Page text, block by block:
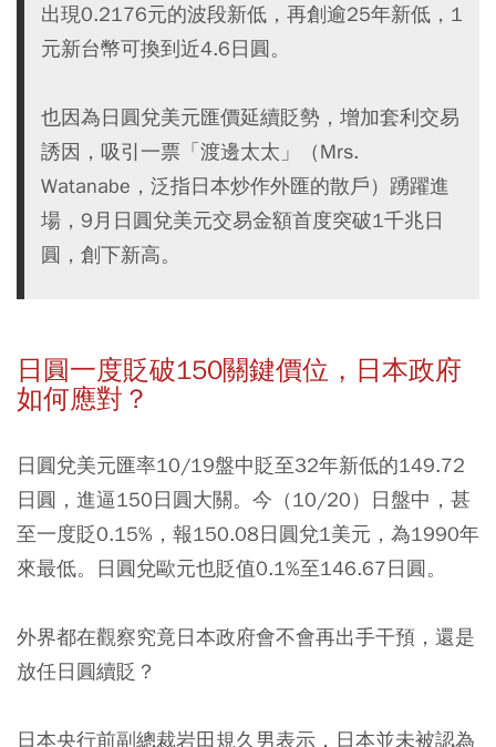
出現0.2176元的波段新低，再創逾25年新低，1
元新台幣可換到近4.6日圓。
也因為日圓兌美元匯價延續貶勢，增加套利交易
誘因，吸引一票「渡邊太太」（Mrs.
Watanabe，泛指日本炒作外匯的散戶）踴躍進
場，9月日圓兌美元交易金額首度突破1千兆日
圓，創下新高。
日圓一度貶破150關鍵價位，日本政府
如何應對？
日圓兌美元匯率10/19盤中貶至32年新低的149.72
日圓，進逼150日圓大關。今（10/20）日盤中，甚
至一度貶0.15%，報150.08日圓兌1美元，為1990年
來最低。日圓兌歐元也貶值0.1%至146.67日圓。
外界都在觀察究竟日本政府會不會再出手干預，還是
放任日圓續貶？
日本央行前副總裁岩田規久男表示，日本並未被認為